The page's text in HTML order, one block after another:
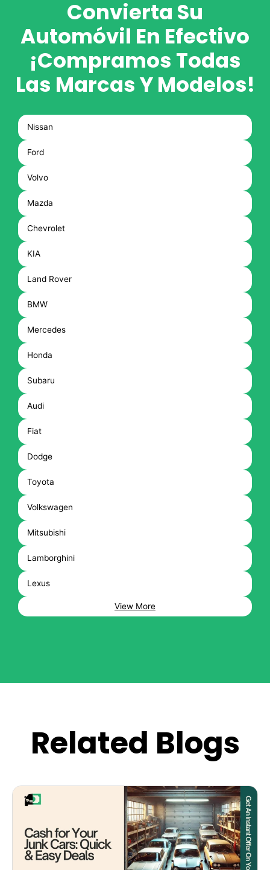
Convierta Su
Automóvil En Efectivo
¡Compramos Todas
Las Marcas Y Modelos!
Nissan
Ford
Volvo
Mazda
Chevrolet
KIA
Land Rover
BMW
Mercedes
Honda
Subaru
Audi
Fiat
Dodge
Toyota
Volkswagen
Mitsubishi
Lamborghini
Lexus
View More
Related Blogs